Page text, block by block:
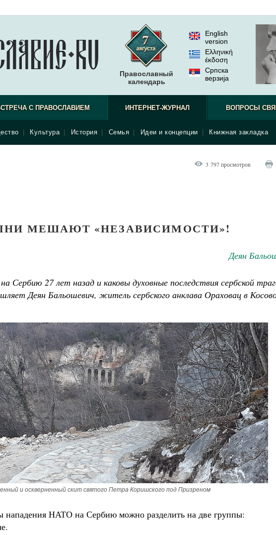
Православный
календарь
English
version
Ελληνική
έκδοση
Српска
верзиjа
С ПРАВОСЛАВИЕМ ИНТЕРНЕТ-ЖУРНАЛ
Культура История Семья Идеи и концепции Книжная закладка
ВОПРОСЫ
3 797 просмотров
МЕШАЮТ «НЕЗАВИСИМОСТИ»!
Деян
Сербию 27 лет назад и каковы духовные последствия сербской
Деян Бальошевич, житель сербского анклава Ораховац в
и оскверненный скит святого Петра Коришского под Призреном
НАТО на Сербию можно разделить на две группы:
Великомученик Георгий Победоносец. Научись у
святого
Роман Котов Чего ждет от нас Бог. 10
Святитель Николай